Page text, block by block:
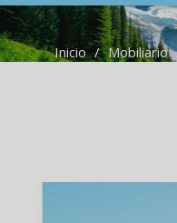
Inicio Mobiliario